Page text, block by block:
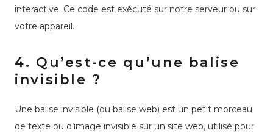
interactive. Ce code est exécuté sur notre serveur ou sur
votre appareil.
4. Qu’est-ce qu’une balise
invisible ?
Une balise invisible (ou balise web) est un petit morceau
de texte ou d’image invisible sur un site web, utilisé pour